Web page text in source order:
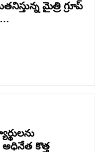
మైత్రి గ్రూప్
అధినేత కొత్త